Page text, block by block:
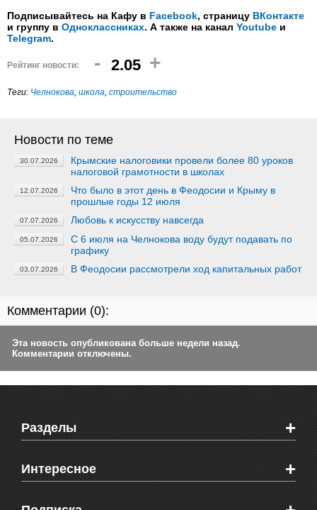
Подписывайтесь на Кафу в Facebook, страницу ВКонтакте
и группу в Одноклассниках. А также на канал Youtube и
Telegram.
Рейтинг новости: - 2.05 +
Теги: Челнокова, школа, строительство
Новости по теме
30.07.2026
Крымские налоговики провели более 80 уроков
налоговой грамотности в школах
12.07.2026
Что было в этот день в Феодосии и Крыму в
прошлые годы 12 июля
07.07.2026 Любовь к искусству навсегда
05.07.2026
С 6 июля на Челнокова воду будут подавать по
графику
03.07.2026 В Феодосии рассмотрели ход капитальных работ
Комментарии (0):
Эта новость опубликована больше недели назад.
Комментарии отключены.
Разделы +
Новости Феодосии
Новости Крыма
Мировые новости
Интересное +
Видео о Феодосии